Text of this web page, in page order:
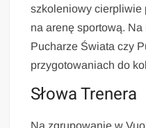
szkoleniowy cierpliwie
na arenę sportową.
Pucharze Świata czy
przygotowaniach do
Słowa Trenera